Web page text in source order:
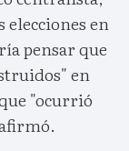
elecciones en
pensar que
en
"ocurrió